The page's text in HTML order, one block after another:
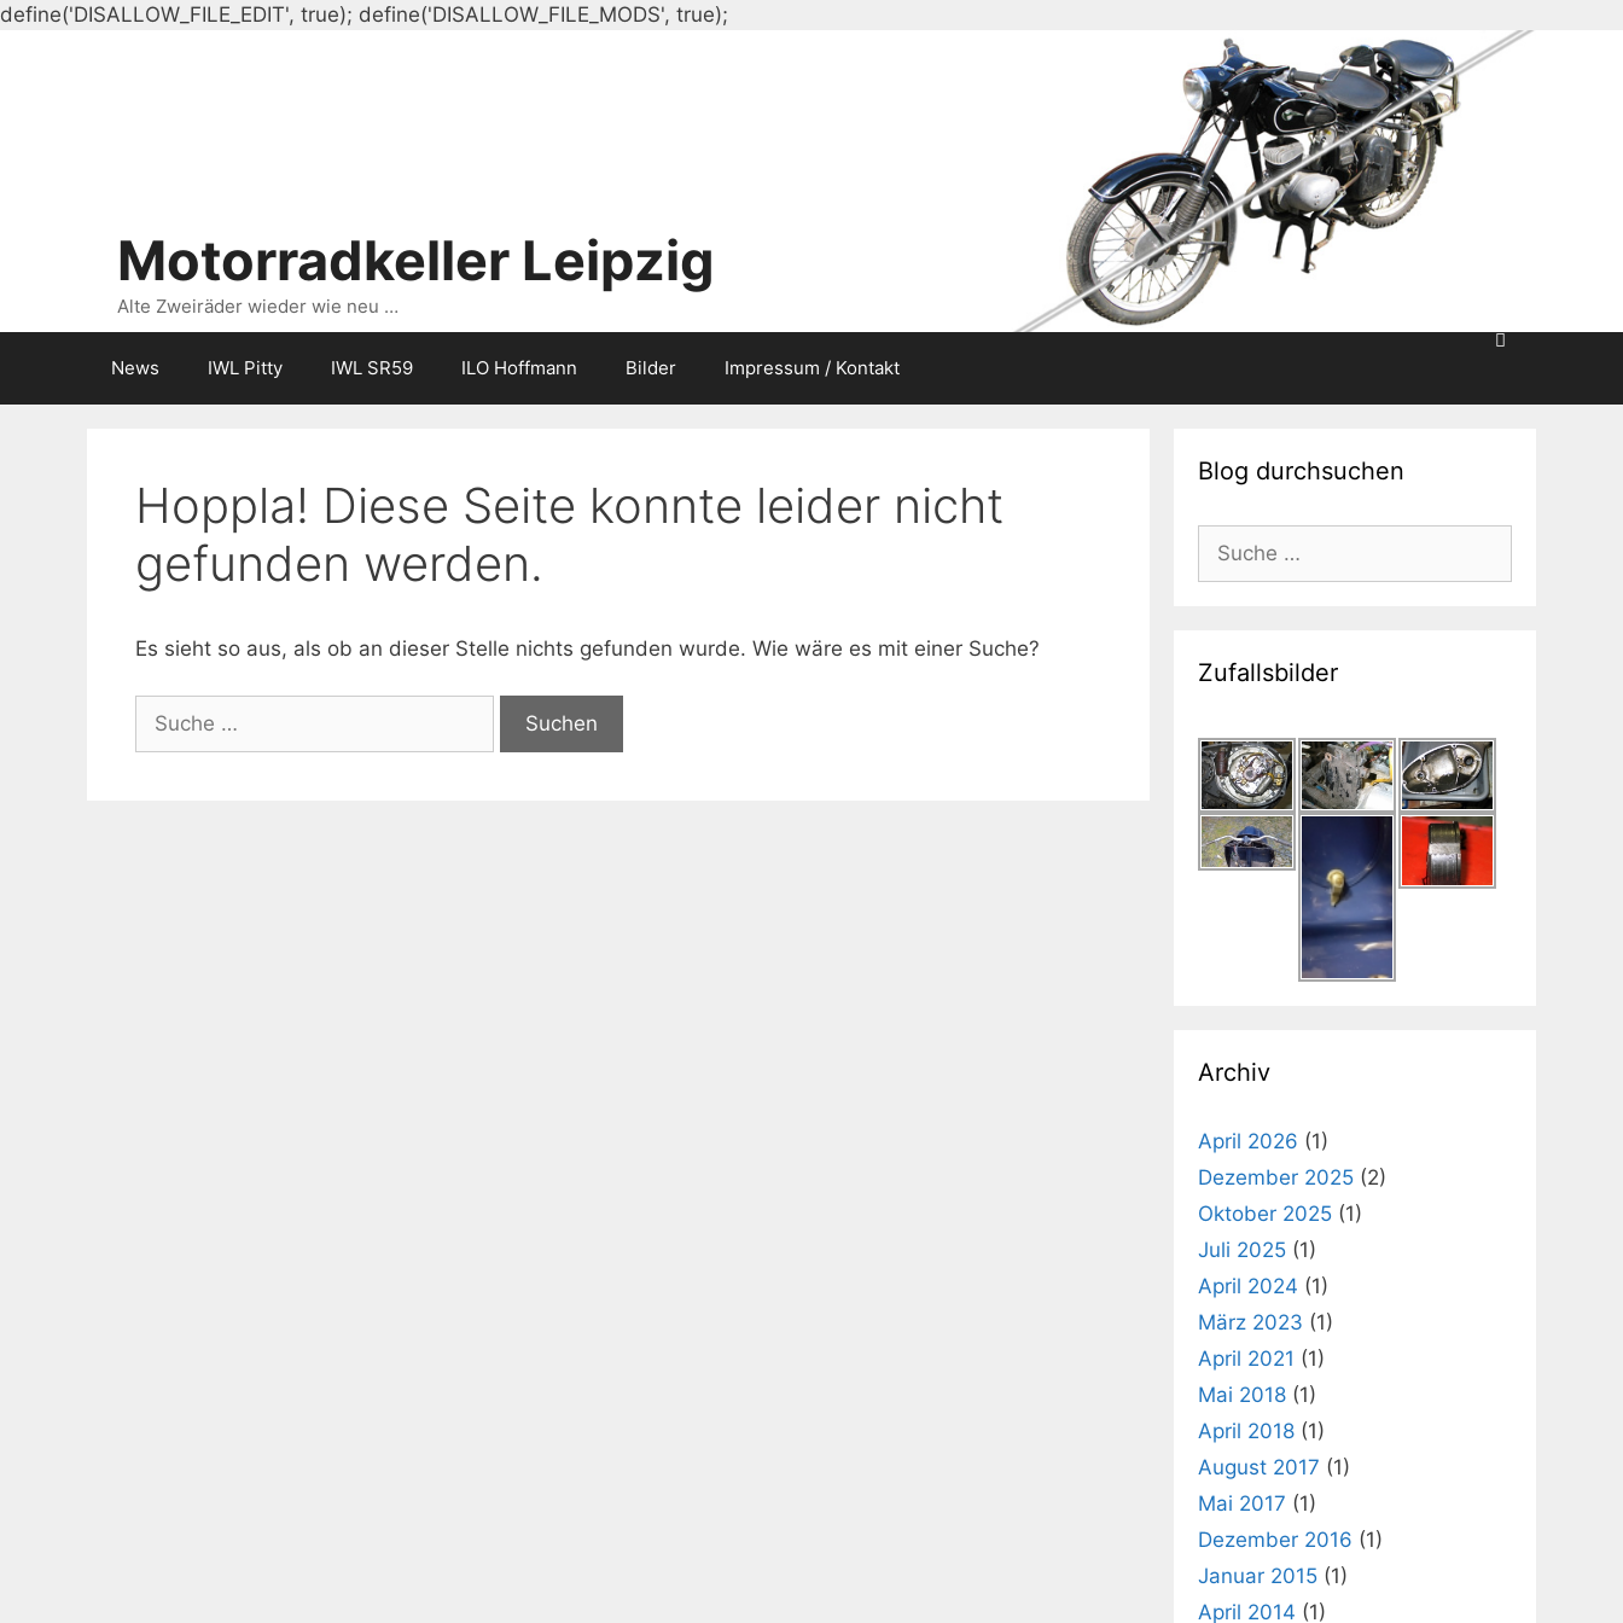
define('DISALLOW_FILE_EDIT', true); define('DISALLOW_FILE_MODS', true);
Motorradkeller Leipzig
Alte Zweiräder wieder wie neu …
News IWL Pitty IWL SR59 ILO Hoffmann Bilder Impressum / Kontakt
Hoppla! Diese Seite konnte leider nicht
gefunden werden.
Es sieht so aus, als ob an dieser Stelle nichts gefunden wurde. Wie wäre es mit einer Suche?
nach:
Blog durchsuchen
Suche
nach:
Zufallsbilder
Archiv
April 2026 (1)
Dezember 2025 (2)
Oktober 2025 (1)
Juli 2025 (1)
April 2024 (1)
März 2023 (1)
April 2021 (1)
Mai 2018 (1)
April 2018 (1)
August 2017 (1)
Mai 2017 (1)
Dezember 2016 (1)
Januar 2015 (1)
April 2014 (1)